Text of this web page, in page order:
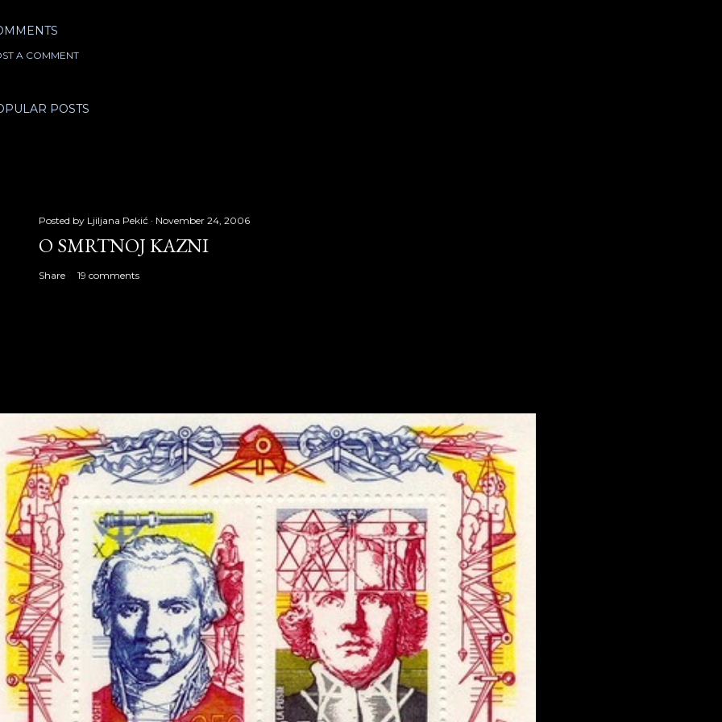
A COMMENT
POSTS
Posted by Ljiljana Pekić November 24, 2006
O SMRTNOJ KAZNI
Share 19 comments